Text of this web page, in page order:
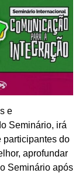
e
Seminário, irá
participantes do
aprofundar
Seminário após